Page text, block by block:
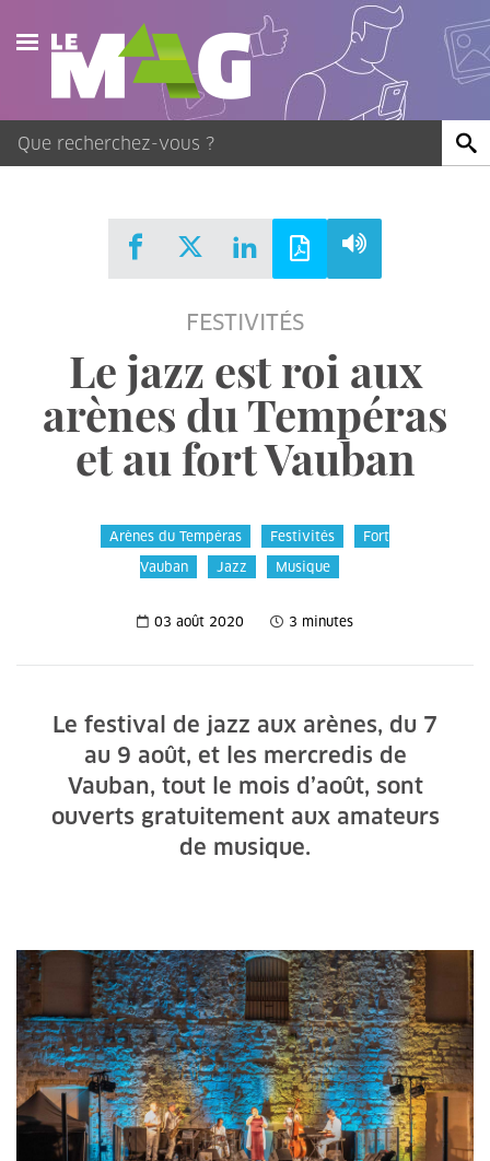
Actualités
Agenda
Publications
FESTIVITÉS
Le jazz est roi aux
arènes du Tempéras
et au fort Vauban
Arènes du Tempéras Festivités
Fort
Vauban
Jazz Musique
03 août 2020 3 minutes
Le festival de jazz aux arènes, du 7
au 9 août, et les mercredis de
Vauban, tout le mois d’août, sont
ouverts gratuitement aux amateurs
de musique.